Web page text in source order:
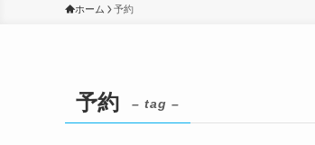
ホーム 予約
予約 – tag –